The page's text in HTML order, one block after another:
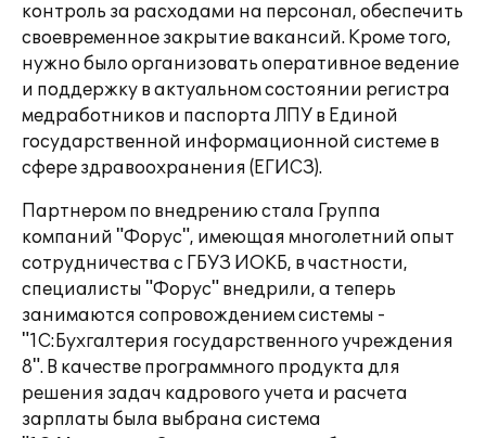
контроль за расходами на персонал, обеспечить
своевременное закрытие вакансий. Кроме того,
нужно было организовать оперативное ведение
и поддержку в актуальном состоянии регистра
медработников и паспорта ЛПУ в Единой
государственной информационной системе в
сфере здравоохранения (ЕГИСЗ).
Партнером по внедрению стала Группа
компаний "Форус", имеющая многолетний опыт
сотрудничества с ГБУЗ ИОКБ, в частности,
специалисты "Форус" внедрили, а теперь
занимаются сопровождением системы -
"1С:Бухгалтерия государственного учреждения
8". В качестве программного продукта для
решения задач кадрового учета и расчета
зарплаты была выбрана система